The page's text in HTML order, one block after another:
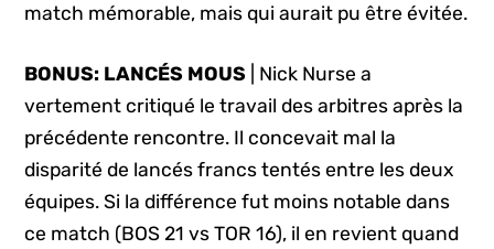
match mémorable, mais qui aurait pu être évitée.
BONUS: LANCÉS MOUS
| Nick Nurse a
vertement critiqué le travail des arbitres après la
précédente rencontre. Il concevait mal la
disparité de lancés francs tentés entre les deux
équipes. Si la différence fut moins notable dans
ce match (BOS 21 vs TOR 16), il en revient quand